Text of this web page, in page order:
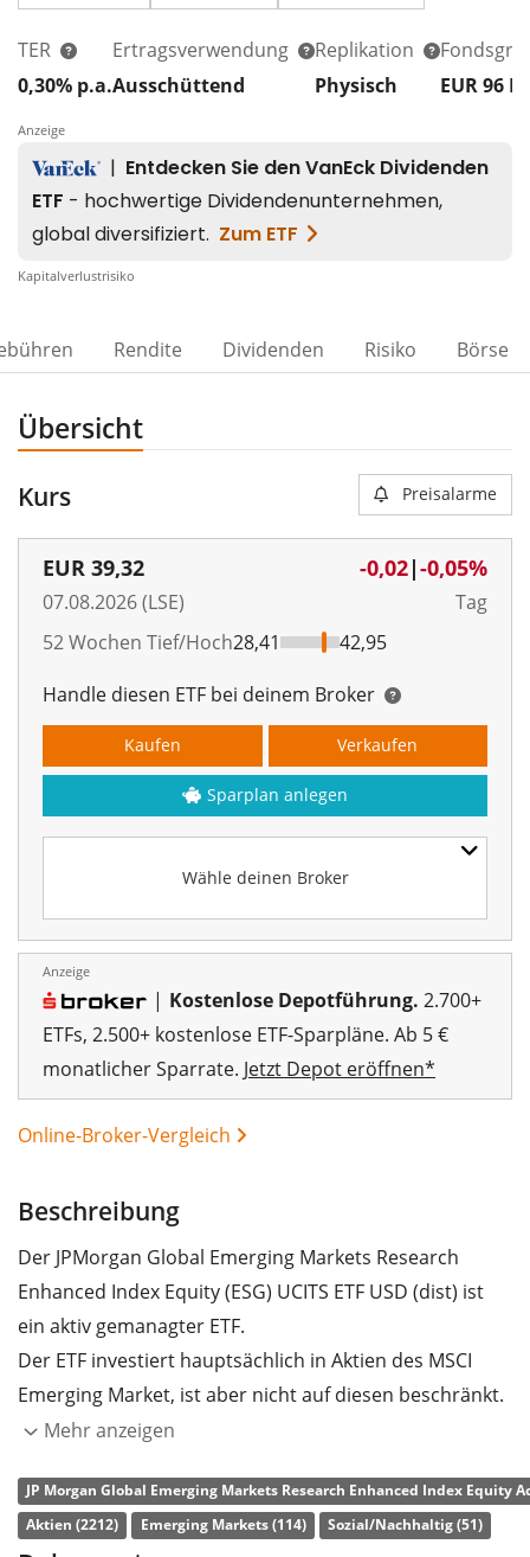
TER
0,30% p.a.
Ertragsverwendung
Ausschüttend
Replikation
Physisch
EUR 96
Anzeige
Kapitalverlustrisiko
Rendite Dividenden Risiko Börse
Übersicht
Kurs Preisalarme
EUR 39,32
07.08.2026 (LSE)
-0,02|-0,05%
Tag
52 Wochen Tief/Hoch28,41
42,95
Handle diesen ETF bei deinem Broker
Wähle deinen Broker
Kaufen Verkaufen
Sparplan anlegen
Anzeige
| Kostenlose Depotführung. 2.700+
ETFs, 2.500+ kostenlose ETF-Sparpläne. Ab 5 €
monatlicher Sparrate. Jetzt Depot eröffnen*
Online-Broker-Vergleich
Beschreibung
Der JPMorgan Global Emerging Markets Research
Enhanced Index Equity (ESG) UCITS ETF USD (dist) ist
ein aktiv gemanagter ETF.
Der ETF investiert hauptsächlich in Aktien des MSCI
Emerging Market, ist aber nicht auf diesen beschränkt.
Das Fondmanagement nimmt diejenigen Aktien in den
Potential haben, den Vergleichs Index (MSCI Emerging
Market) in der Wertentwicklung zu übertreffen. Das
Mehr anzeigen
JP Morgan Global Emerging Markets Research Enhanced Index Equity
Aktien (2212)
Emerging Markets (114) Sozial/Nachhaltig (51)